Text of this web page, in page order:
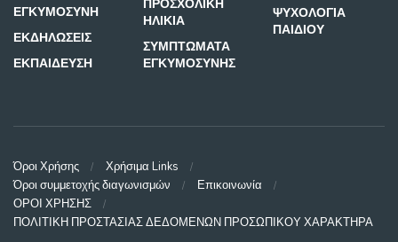
ΕΓΚΥΜΟΣΥΝΗ
ΕΚΔΗΛΩΣΕΙΣ
ΕΚΠΑΙΔΕΥΣΗ
ΠΡΟΣΧΟΛΙΚΗ
ΗΛΙΚΙΑ
ΣΥΜΠΤΩΜΑΤΑ
ΕΓΚΥΜΟΣΥΝΗΣ
ΨΥΧΟΛΟΓΙΑ
ΠΑΙΔΙΟΥ
Όροι Χρήσης
Χρήσιμα Links
Όροι συμμετοχής διαγωνισμών
Επικοινωνία
ΟΡΟΙ ΧΡΗΣΗΣ
ΠΟΛΙΤΙΚΗ ΠΡΟΣΤΑΣΙΑΣ ΔΕΔΟΜΕΝΩΝ ΠΡΟΣΩΠΙΚΟΥ ΧΑΡΑΚΤΗΡΑ